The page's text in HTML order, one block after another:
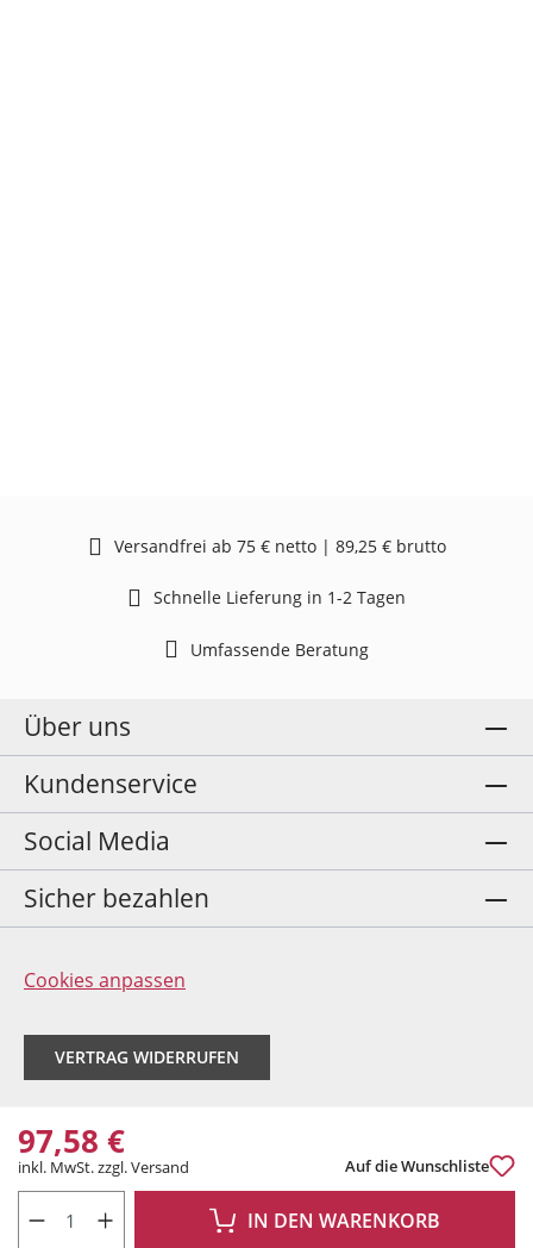
97,58 €
inkl. MwSt. zzgl. Versand Auf die Wunschliste
IN DEN WARENKORB
Versandfrei ab 75 € netto | 89,25 € brutto
Schnelle Lieferung in 1-2 Tagen
Umfassende Beratung
Über uns
Kundenservice
Social Media
Sicher bezahlen
Cookies anpassen
VERTRAG WIDERRUFEN